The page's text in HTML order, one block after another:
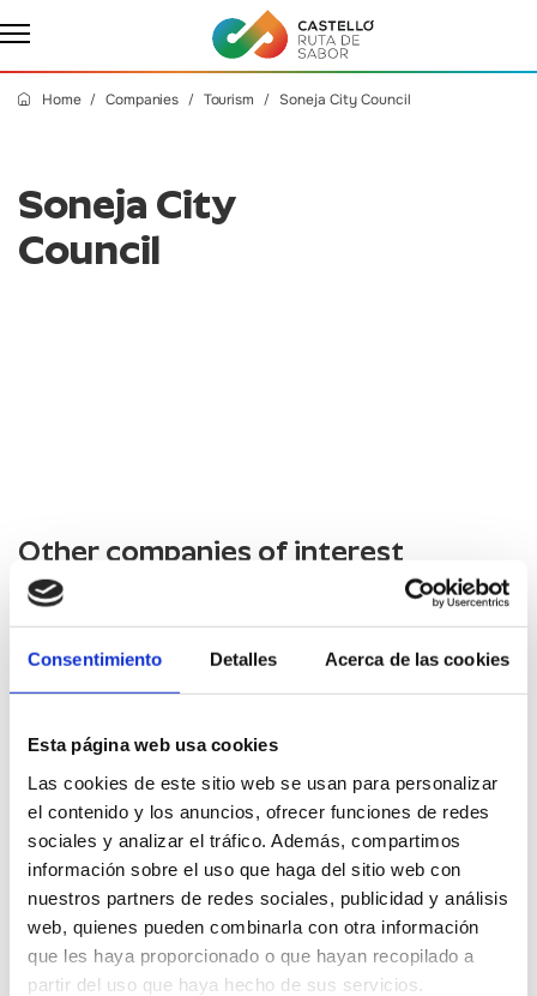
Consentimiento Detalles Acerca de las cookies
Esta página web usa cookies
Las cookies de este sitio web se usan para personalizar
el contenido y los anuncios, ofrecer funciones de redes
sociales y analizar el tráfico. Además, compartimos
información sobre el uso que haga del sitio web con
nuestros partners de redes sociales, publicidad y análisis
web, quienes pueden combinarla con otra información
que les haya proporcionado o que hayan recopilado a
partir del uso que haya hecho de sus servicios.
Home Companies Tourism Soneja City Council
Soneja City
Council
Other companies of interest
Oficina de Turismo Casa Abadia
Castellón
Gastrobar Al Natural
Hostatgeria Sant Jaume